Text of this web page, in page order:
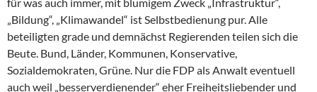
„Bildung“, „Klimawandel“ ist Selbstbedienung pur. Alle
beteiligten grade und demnächst Regierenden teilen sich die
Beute. Bund, Länder, Kommunen, Konservative,
Sozialdemokraten, Grüne. Nur die FDP als Anwalt eventuell
auch weil „besserverdienender“ eher Freiheitsliebender und